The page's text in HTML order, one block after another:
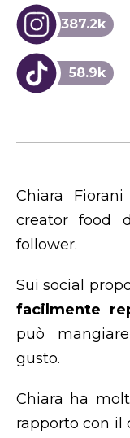
387.2k
58.9k
Chiara
creator food
follower.
Sui social
facilmente
può
gusto.
Chiara ha
rapporto con il